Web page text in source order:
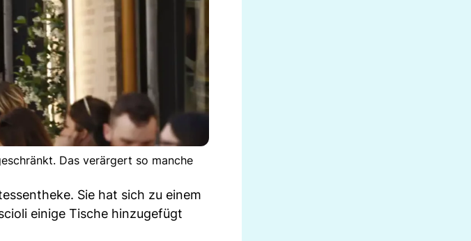
Das verärgert so manche
Sie hat sich zu einem
einige Tische hinzugefügt